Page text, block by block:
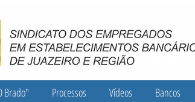
Brado" Processos Vídeos Bancos